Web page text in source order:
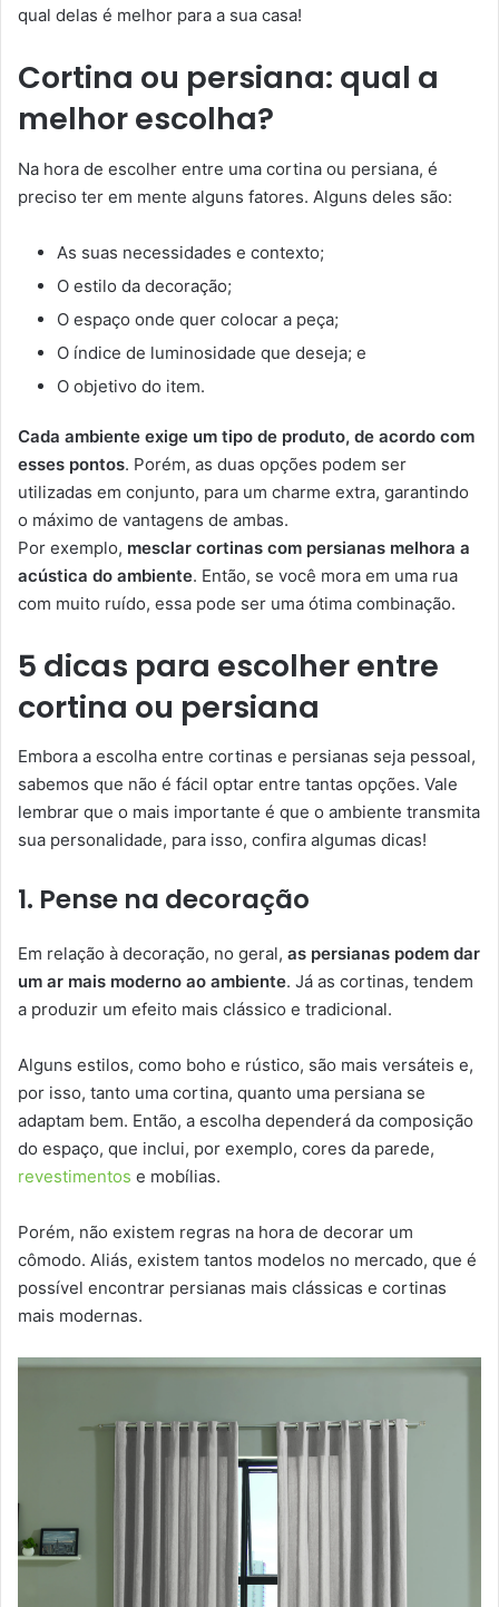
qual delas é melhor para a sua casa!
Cortina ou persiana: qual a
melhor escolha?
Na hora de escolher entre uma cortina ou persiana, é
preciso ter em mente alguns fatores. Alguns deles são:
As suas necessidades e contexto;
O estilo da decoração;
O espaço onde quer colocar a peça;
O índice de luminosidade que deseja; e
O objetivo do item.
Cada ambiente exige um tipo de produto, de acordo com
esses pontos. Porém, as duas opções podem ser
utilizadas em conjunto, para um charme extra, garantindo
o máximo de vantagens de ambas.
Por exemplo, mesclar cortinas com persianas melhora a
acústica do ambiente. Então, se você mora em uma rua
com muito ruído, essa pode ser uma ótima combinação.
5 dicas para escolher entre
cortina ou persiana
Embora a escolha entre cortinas e persianas seja pessoal,
sabemos que não é fácil optar entre tantas opções. Vale
lembrar que o mais importante é que o ambiente transmita
sua personalidade, para isso, confira algumas dicas!
1. Pense na decoração
Em relação à decoração, no geral, as persianas podem dar
um ar mais moderno ao ambiente. Já as cortinas, tendem
a produzir um efeito mais clássico e tradicional.
Alguns estilos, como boho e rústico, são mais versáteis e,
por isso, tanto uma cortina, quanto uma persiana se
adaptam bem. Então, a escolha dependerá da composição
do espaço, que inclui, por exemplo, cores da parede,
revestimentos e mobílias.
Porém, não existem regras na hora de decorar um
cômodo. Aliás, existem tantos modelos no mercado, que é
possível encontrar persianas mais clássicas e cortinas
mais modernas.